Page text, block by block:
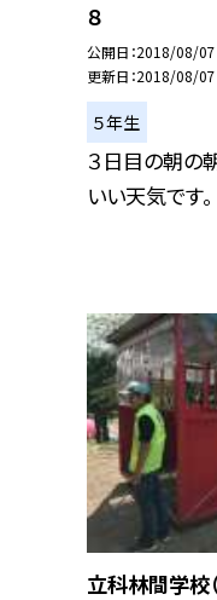
８
公開日 2018/08/07
更新日 2018/08/07
５年生
３日目の朝の
いい天気です。
立科林間学校